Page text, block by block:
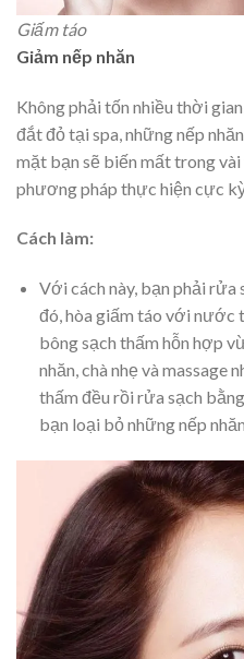
Giấm táo
Giảm nếp nhăn
Không phải tốn nhiều thời
đắt đỏ tại spa, những nếp
mặt bạn sẽ biến mất trong
phương pháp thực hiện cực
Cách làm:
Với cách này, bạn phải rửa
đó, hòa giấm táo với nước
bông sạch thấm hỗn hợp
nhăn, chà nhẹ và massage
thấm đều rồi rửa sạch
bạn loại bỏ những nếp